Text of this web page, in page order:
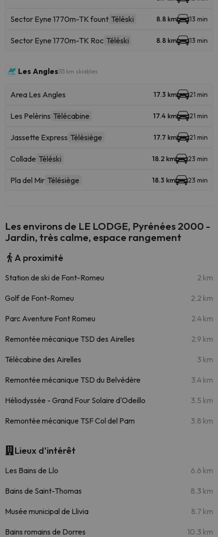
Sector Eyne 1770m-TK fount Téléski 8.8 km 13 min
Sector Eyne 1770m-TK Roc Téléski 8.8 km 13 min
Les Angles 55 km skiables
Area Les Angles 17.3 km 21 min
Les Pelèrins Télécabine 17.4 km 21 min
Jassette Express Télésiège 17.7 km 21 min
Collade Téléski 18.2 km 23 min
Pla del Mir Télésiège 18.3 km 23 min
Les environs de LE LODGE, Pyrénées 2000 -
Jardin, très calme, espace rangement
A proximité
Station de ski de Font-Romeu 2 km
Golf de Font-Romeu 2.2 km
Parc Aventure Font Romeu 2.4 km
Remontée mécanique TSD des Airelles 2.9 km
Télécabine des Airelles 3 km
Remontée mécanique TSD du Belvédère 3.4 km
Héliodyssée - Grand Four Solaire d'Odeillo 3.5 km
Remontée mécanique TSF Col del Pam 3.8 km
Lieux d'intérêt
Les Bains de Llo 6.6 km
Bains de Saint-Thomas 8.3 km
Musée municipal de Llivia 8.7 km
Bains romains de Dorres 10.3 km